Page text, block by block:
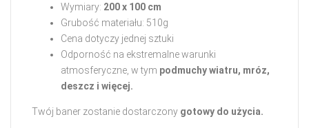
Wymiary: 200 x 100 cm
Grubość materiału: 510g
Cena dotyczy jednej sztuki
Odporność na ekstremalne warunki
atmosferyczne, w tym podmuchy wiatru, mróz,
deszcz i więcej.
Twój baner zostanie dostarczony gotowy do użycia.